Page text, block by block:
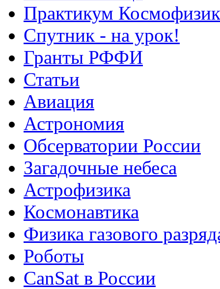
Практикум
Спутник - на урок!
Гранты РФФИ
Статьи
Авиация
Астрономия
Обсерватории России
Загадочные небеса
Астрофизика
Космонавтика
Физика газового
Роботы
CanSat в России